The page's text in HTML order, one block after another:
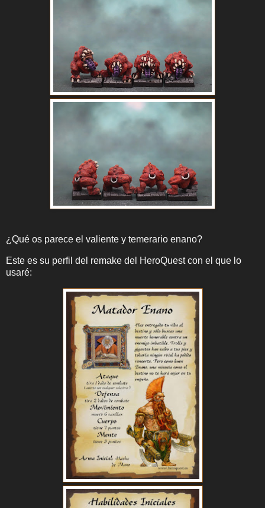
¿Qué os parece el valiente y temerario enano?
Este es su perfil del remake del HeroQuest con el que lo
usaré: